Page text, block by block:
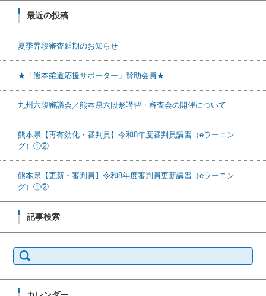
最近の投稿
夏季昇段審査延期のお知らせ
★「熊本柔道応援サポーター」賛助会員★
九州六段審議会／熊本県六段形講習・審査会の開催について
熊本県【再有効化・審判員】令和8年度審判員講習（eラーニン
グ）①②
熊本県【更新・審判員】令和8年度審判員更新講習（eラーニン
グ）①②
記事検索
検索: